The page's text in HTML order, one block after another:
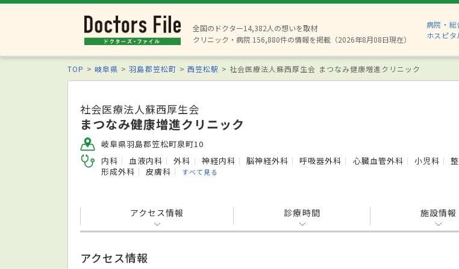
全国のドクター14,382人の想いを取材
クリニック・病院 156,880件の情報を掲載（2026年8月08日現在）
病院・
ホスピ
TOP 岐阜県 羽島郡笠松町 西笠松駅 社会医療法人蘇西厚生会 まつなみ健康増進クリニック
社会医療法人蘇西厚生会
まつなみ健康増進クリニック
岐阜県羽島郡笠松町泉町10
内科
血液内科 外科 神経内科 脳神経外科 呼吸器外科 心臓血管外科 小児科
形成外科
皮膚科 すべて見る
アクセス情報 診療時間 施設情報
アクセス情報